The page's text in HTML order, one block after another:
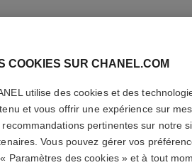
COOKIES SUR CHANEL.COM
utilise des cookies et des
et vous offrir une expérience sur
recommandations pertinentes sur notre
Vous pouvez gérer vos
Paramètres des cookies » et à tout